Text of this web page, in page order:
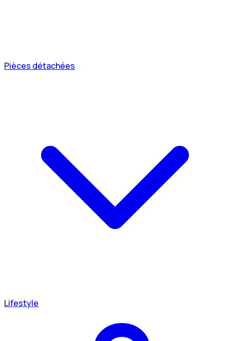
Pièces détachées
Lifestyle